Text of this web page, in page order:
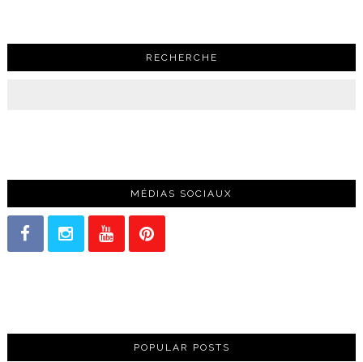
RECHERCHE
MÉDIAS SOCIAUX
POPULAR POSTS